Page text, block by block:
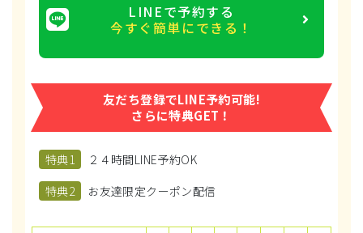
LINEで予約する
今すぐ簡単にできる！
友だち登録でLINE予約可能!
さらに特典GET！
特典1
２４時間LINE予約OK
特典2
お友達限定クーポン配信